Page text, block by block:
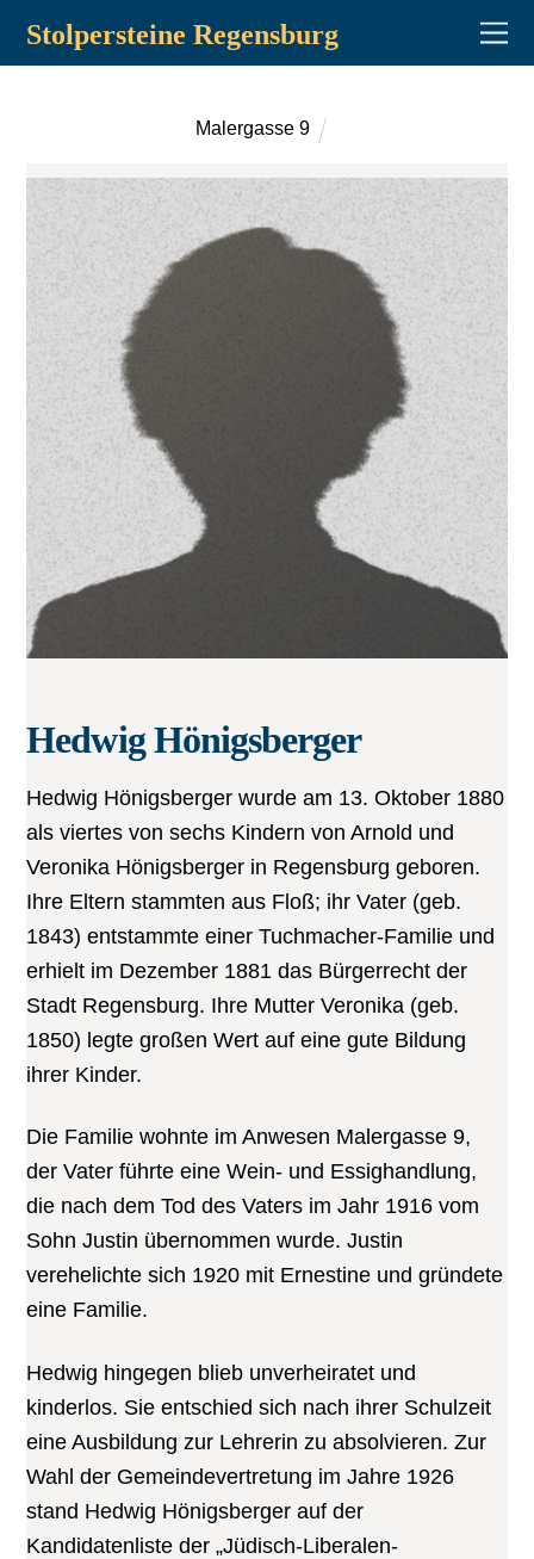
Stolpersteine Regensburg
Malergasse 9
Hedwig Hönigsberger
Hedwig Hönigsberger wurde am 13. Oktober 1880
als viertes von sechs Kindern von Arnold und
Veronika Hönigsberger in Regensburg geboren.
Ihre Eltern stammten aus Floß; ihr Vater (geb.
1843) entstammte einer Tuchmacher-Familie und
erhielt im Dezember 1881 das Bürgerrecht der
Stadt Regensburg. Ihre Mutter Veronika (geb.
1850) legte großen Wert auf eine gute Bildung
ihrer Kinder.
Die Familie wohnte im Anwesen Malergasse 9,
der Vater führte eine Wein- und Essighandlung,
die nach dem Tod des Vaters im Jahr 1916 vom
Sohn Justin übernommen wurde. Justin
verehelichte sich 1920 mit Ernestine und gründete
eine Familie.
Hedwig hingegen blieb unverheiratet und
kinderlos. Sie entschied sich nach ihrer Schulzeit
eine Ausbildung zur Lehrerin zu absolvieren. Zur
Wahl der Gemeindevertretung im Jahre 1926
stand Hedwig Hönigsberger auf der
Kandidatenliste der „Jüdisch-Liberalen-